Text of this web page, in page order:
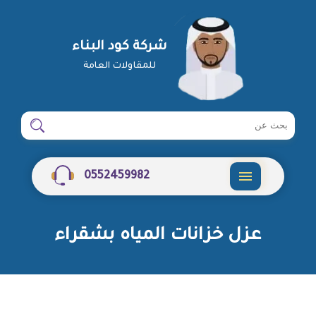
شركة كود البناء
للمقاولات العامة
ابحث
شركة
ابحث
0552459982
عزل خزانات المياه بشقراء